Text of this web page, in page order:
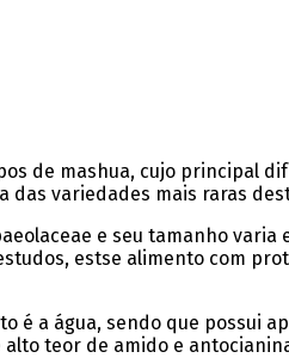
de mashua, cujo principal
das variedades mais raras
e seu tamanho
estse alimento com
é a água, sendo que possui
teor de amido e